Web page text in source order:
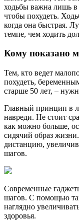
ходьбы важна лишь в
чтобы похудеть.
когда она быстрая.
темпе, чем ходить
Кому показано
Тем, кто ведет
похудеть,
старше 50 лет, –
Главный принцип в
навреди. Не стоит
как можно больше,
сидячий образ
дистанцию,
шагов.
Современные
шагов. С помощью
наглядно
здоровья.